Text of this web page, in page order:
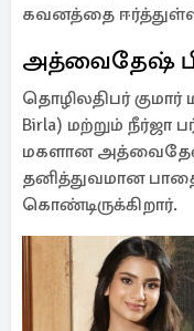
கவனத்தை
அத்வைதேஷ்
தொழிலதிபர் குமார்
Birla) மற்றும் நீர்ஜா
மகளான
தனித்துவமான
கொண்டிருக்கிறார்.